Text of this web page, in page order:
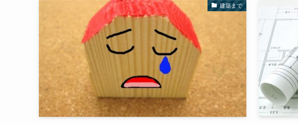
建築まで